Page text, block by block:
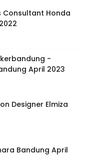
Consultant Honda
-
April 2023
Designer Elmiza
Bandung April